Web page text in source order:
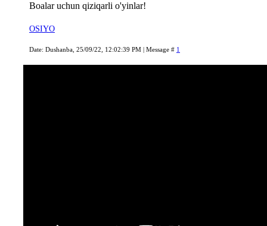
Boalar uchun qiziqarli o'yinlar!
OSIYO
Date: Dushanba, 25/09/22, 12:02:39 PM | Message # 1